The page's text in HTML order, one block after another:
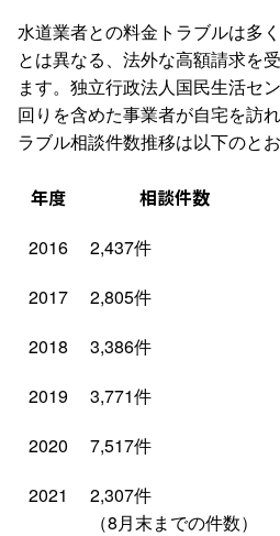
水道業者との料金トラブルは多
とは異なる、法外な高額請求を
ます。独立行政法人国民生活セ
回りを含めた事業者が自宅を訪
ラブル相談件数推移は以下のとお
年度 相談件数
2016 2,437件
2017
2,805件
2018
3,386件
2019
3,771件
2020
7,517件
2021
2,307件
（8月末までの件数）